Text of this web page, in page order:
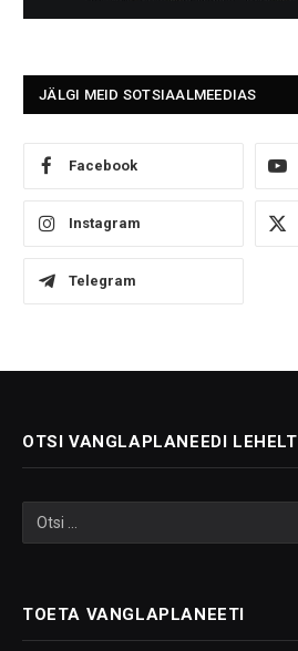
JÄLGI MEID SOTSIAALMEEDIAS
Facebook
Instagram
Telegram
OTSI VANGLAPLANEEDI LEHELT
TOETA VANGLAPLANEETI